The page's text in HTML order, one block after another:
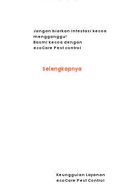
Keunggulan Layanan
ecoCare Pest Control
Jangan biarkan infestasi kecoa
mengganggu!
Basmi kecoa dengan
ecoCare Pest control
Selengkapnya